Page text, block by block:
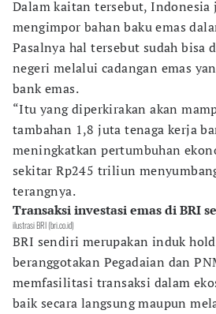
Dalam kaitan tersebut, Indonesia
mengimpor bahan baku emas
Pasalnya hal tersebut sudah bisa
negeri melalui cadangan emas
bank emas.
“Itu yang diperkirakan akan
tambahan 1,8 juta tenaga kerja
meningkatkan pertumbuhan
sekitar Rp245 triliun
terangnya.
Transaksi investasi emas di BRI
ilustrasi BRI (bri.co.id)
BRI sendiri merupakan induk
beranggotakan Pegadaian dan
memfasilitasi transaksi dalam
baik secara langsung maupun